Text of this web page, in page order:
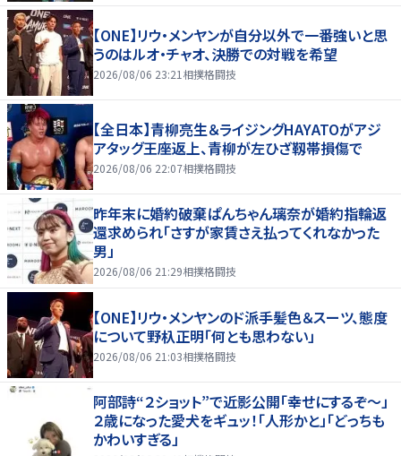
【ONE】リウ・メンヤンが自分以外で一番強いと思
うのはルオ・チャオ、決勝での対戦を希望
2026/08/06 23:21 相撲格闘技
【全日本】青柳亮生＆ライジングHAYATOがアジ
アタッグ王座返上、青柳が左ひざ靱帯損傷で
2026/08/06 22:07相撲格闘技
昨年末に婚約破棄ぱんちゃん璃奈が婚約指輪返
還求められ「さすが家賃さえ払ってくれなかった
男」
2026/08/06 21:29相撲格闘技
【ONE】リウ・メンヤンのド派手髪色＆スーツ、態度
について野杁正明「何とも思わない」
2026/08/06 21:03相撲格闘技
阿部詩“２ショット”で近影公開「幸せにするぞ〜」
２歳になった愛犬をギュッ！「人形かと」「どっちも
かわいすぎる」